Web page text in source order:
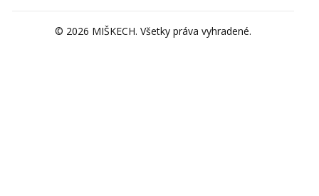
© 2026 MIŠKECH. Všetky práva vyhradené.